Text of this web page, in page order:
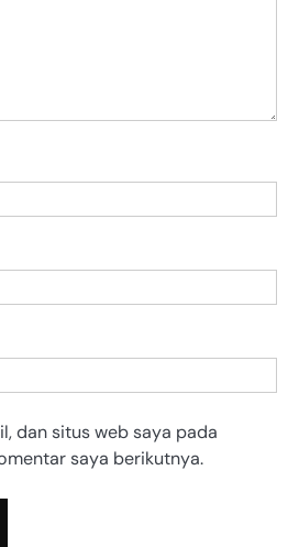
dan situs web saya pada
saya berikutnya.